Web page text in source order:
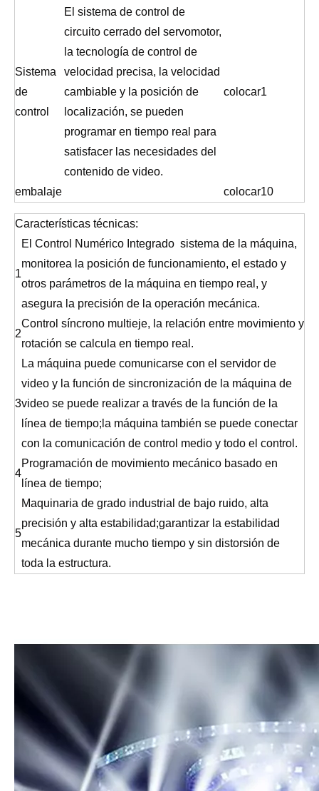
Sistema
de
control
El sistema de control de
circuito cerrado del servomotor,
la tecnología de control de
velocidad precisa, la velocidad
cambiable y la posición de
localización, se pueden
programar en tiempo real para
satisfacer las necesidades del
contenido de video.
colocar1
embalaje colocar10
Características técnicas:
1
El Control Numérico Integrado sistema de la máquina,
monitorea la posición de funcionamiento, el estado y
otros parámetros de la máquina en tiempo real, y
asegura la precisión de la operación mecánica.
2
Control síncrono multieje, la relación entre movimiento y
rotación se calcula en tiempo real.
3
La máquina puede comunicarse con el servidor de
video y la función de sincronización de la máquina de
video se puede realizar a través de la función de la
línea de tiempo;la máquina también se puede conectar
con la comunicación de control medio y todo el control.
4
Programación de movimiento mecánico basado en
línea de tiempo;
5
Maquinaria de grado industrial de bajo ruido, alta
precisión y alta estabilidad;garantizar la estabilidad
mecánica durante mucho tiempo y sin distorsión de
toda la estructura.